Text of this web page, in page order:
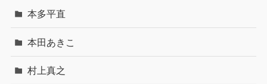
本多平直
本田あきこ
村上真之